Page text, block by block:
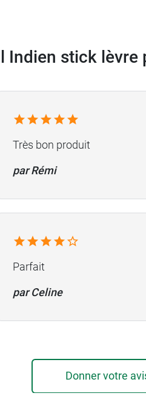
Indien stick
Très bon produit
par Rémi
Parfait
par Celine
Donner votre